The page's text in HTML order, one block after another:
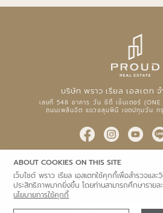
บริษัท พราว เรียล เอสเตท
เลขที่ 548 อาคาร วัน ซิตี้ เซ็นเตอร์ (ONE
ถนนเพลินจิต แขวงลุมพินี เขตปทุมวัน ก
02 035
ABOUT COOKIES ON THIS SITE
เว็บไซต์ พราว เรียล เอสเตทใช้คุกกี้เพื่อสำรวจและวิ
ประสิทธิภาพมากยิ่งขึ้น โดยท่านสามารถศึกษารายล
นโยบายการใช้คุกกี้